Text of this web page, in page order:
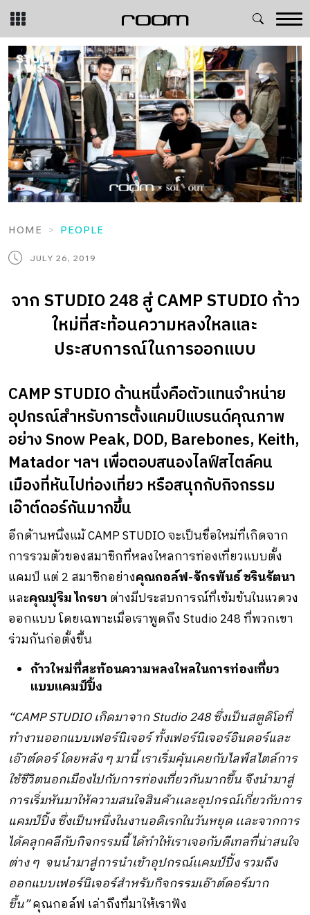
Skip
content
HOME PEOPLE
JULY 26, 2019
จาก STUDIO 248 สู่ CAMP STUDIO ก้าว
ใหม่ที่สะท้อนความหลงใหลและ
ประสบการณ์ในการออกแบบ
CAMP STUDIO ด้านหนึ่งคือตัวแทนจำหน่าย
อุปกรณ์สำหรับการตั้งแคมป์แบรนด์คุณภาพ
อย่าง Snow Peak, DOD, Barebones, Keith,
Matador ฯลฯ เพื่อตอบสนองไลฟ์สไตล์คน
เมืองที่หันไปท่องเที่ยว หรือสนุกกับกิจกรรม
เอ๊าต์ดอร์กันมากขึ้น
อีกด้านหนึ่งแม้ CAMP STUDIO จะเป็นชื่อใหม่ที่เกิดจาก
การรวมตัวของสมาชิกที่หลงใหลการท่องเที่ยวแบบตั้ง
แคมป์ แต่ 2 สมาชิกอย่างคุณกอล์ฟ-จักรพันธ์ ชรินรัตนา
และคุณปุริม ไกรยา ต่างมีประสบการณ์ที่เข้มข้นในแวดวง
ออกแบบ โดยเฉพาะเมื่อเราพูดถึง Studio 248 ที่พวกเขา
ร่วมกันก่อตั้งขึ้น
ก้าวใหม่ที่สะท้อนความหลงใหลในการท่องเที่ยว
แบบแคมป์ปิ้ง
“CAMP STUDIO เกิดมาจาก Studio 248 ซึ่งเป็นสตูดิโอที่
ทำงานออกแบบเฟอร์นิเจอร์ ทั้งเฟอร์นิเจอร์อินดอร์และ
เอ๊าต์ดอร์ โดยหลัง ๆ มานี้ เราเริ่มคุ้นเคยกับไลฟ์สไตล์การ
ใช้ชีวิตนอกเมืองไปกับการท่องเที่ยวกันมากขึ้น จึงนำมาสู่
การเริ่มหันมาให้ความสนใจสินค้าเเละอุปกรณ์เกี่ยวกับการ
แคมป์ปิ้ง ซึ่งเป็นหนึ่งในงานอดิเรกในวันหยุด เเละจากการ
ได้คลุกคลีกับกิจกรรมนี้ ได้ทำให้เราเจอกับดีเทลที่น่าสนใจ
ต่าง ๆ จนนำมาสู่การนำเข้าอุปกรณ์เเคมป์ปิ้ง รวมถึง
ออกแบบเฟอร์นิเจอร์สำหรับกิจกรรมเอ๊าต์ดอร์มาก
ขึ้น”คุณกอล์ฟ เล่าถึงที่มาให้เราฟัง